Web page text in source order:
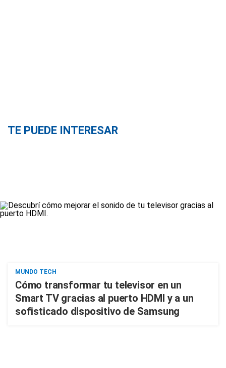
TE PUEDE INTERESAR
MUNDO TECH
Cómo transformar tu televisor en un
Smart TV gracias al puerto HDMI y a un
sofisticado dispositivo de Samsung